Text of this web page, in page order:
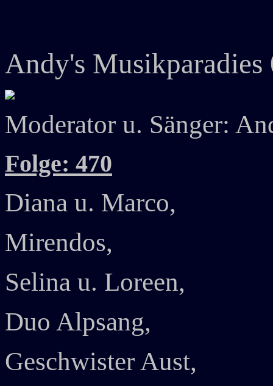
Andy's Musikparadies
Moderator u. Sänger:
Folge: 470
Diana u. Marco,
Mirendos,
Selina u. Loreen,
Duo Alpsang,
Geschwister Aust,